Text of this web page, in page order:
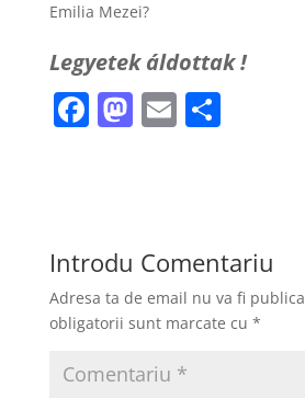
Emilia Mezei?
Legyetek áldottak !
F
b
o
o
M
d
o
n
E P
a
z
ă
Introdu Comentariu
Adresa ta de email nu va fi
obligatorii sunt marcate cu *